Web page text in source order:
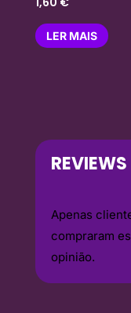
LER MAIS
REVIEWS
Apenas
compraram
opinião.